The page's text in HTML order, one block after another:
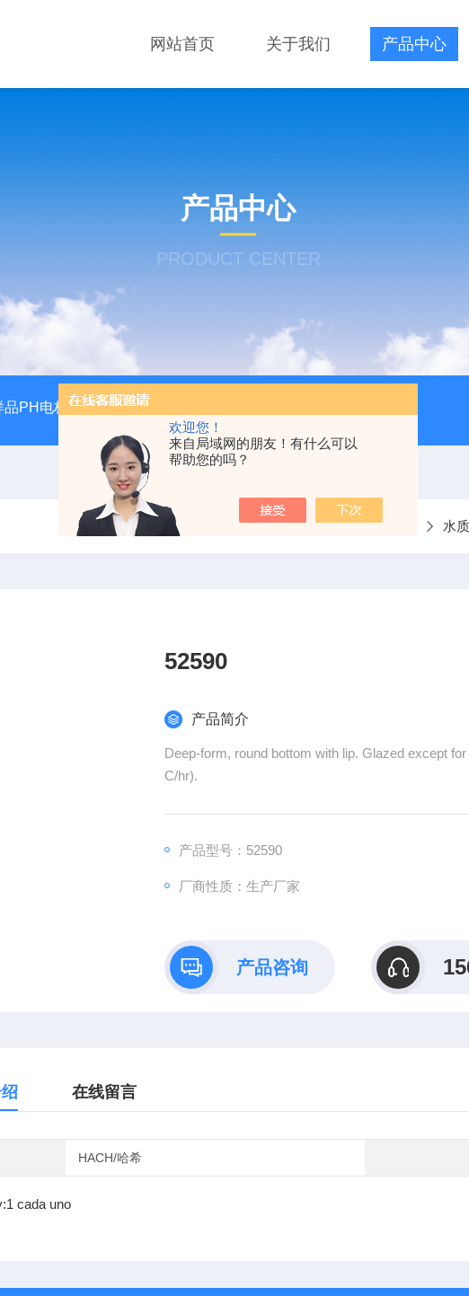
欢迎您！
来自局域网的朋友！有什么可以
帮助您的吗？
网站首页 关于我们 产品中心
产品中心
PRODUCT CENTER
品PH电极 SDI-47手动SDI污染指数测定仪，携带方便，轻巧
当前位置： 首页 产品中心 水
52590
产品简介
Deep-form, round bottom with lip. Glazed except
C/hr).
产品型号：52590
厂商性质：生产厂家
产品咨询
在线留言
HACH/哈希
cada uno